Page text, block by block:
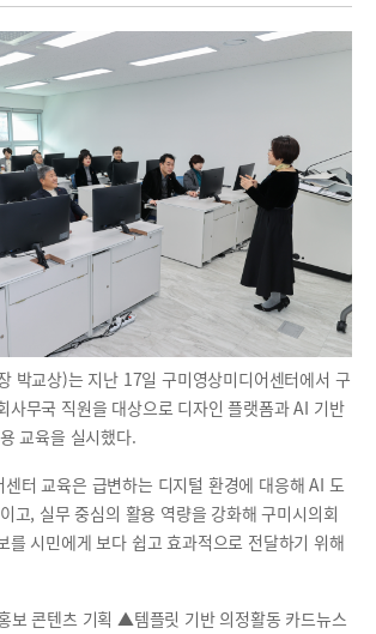
박교상)는 지난 17일 구미영상미디어센터에서 구
사무국 직원을 대상으로 디자인 플랫폼과 AI 기반
교육을 실시했다.
센터 교육은 급변하는 디지털 환경에 대응해 AI 도
고, 실무 중심의 활용 역량을 강화해 구미시의회
를 시민에게 보다 쉽고 효과적으로 전달하기 위해
보 콘텐츠 기획 ▲템플릿 기반 의정활동 카드뉴스